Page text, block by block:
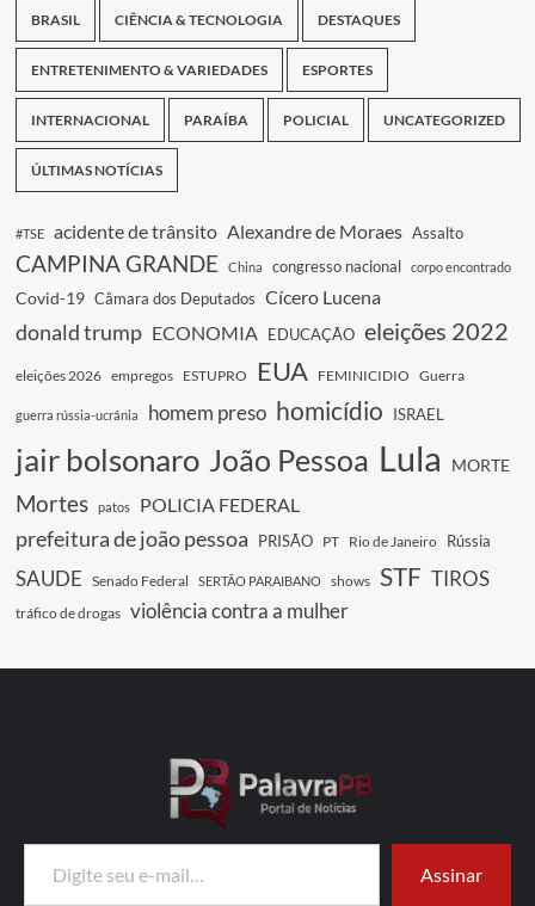
BRASIL CIÊNCIA & TECNOLOGIA DESTAQUES
ENTRETENIMENTO & VARIEDADES ESPORTES
INTERNACIONAL PARAÍBA POLICIAL UNCATEGORIZED
ÚLTIMAS NOTÍCIAS
#TSE acidente de trânsito Alexandre de Moraes Assalto
CAMPINA GRANDE China congresso nacional corpo encontrado
Covid-19 Câmara dos Deputados Cícero Lucena
donald trump ECONOMIA EDUCAÇÃO eleições 2022
eleições 2026 empregos ESTUPRO EUA FEMINICIDIO Guerra
guerra rússia-ucrânia homem preso homicídio ISRAEL
jair bolsonaro João Pessoa Lula MORTE
Mortes patos POLICIA FEDERAL
prefeitura de joão pessoa PRISÃO PT Rio de Janeiro Rússia
SAUDE Senado Federal SERTÃO PARAIBANO shows STF TIROS
tráfico de drogas violência contra a mulher
Digite seu e-mail…
Assinar